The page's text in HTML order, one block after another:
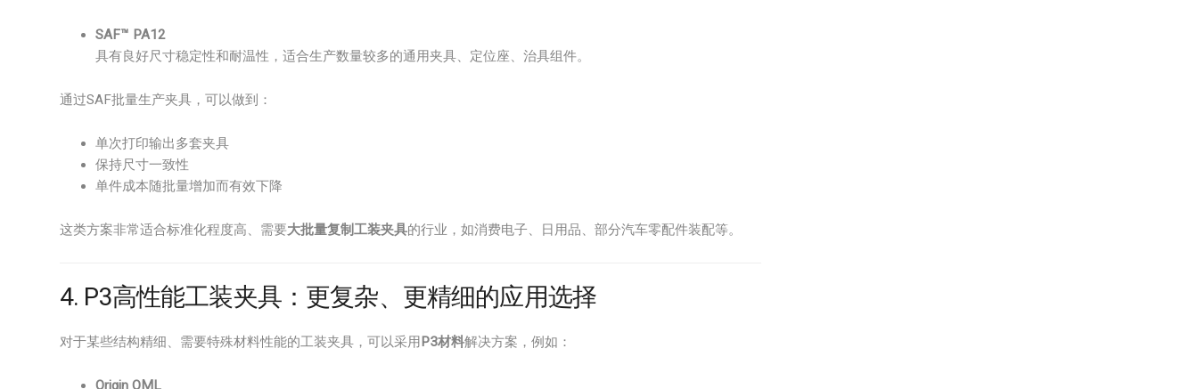
SAF™ PA12
具有良好尺寸稳定性和耐温性，适合生产数量较多的通用夹具、定位座、治具组件。
通过SAF批量生产夹具，可以做到：
单次打印输出多套夹具
保持尺寸一致性
单件成本随批量增加而有效下降
这类方案非常适合标准化程度高、需要大批量复制工装夹具的行业，如消费电子、日用品、部分汽车零配件装配等。
4. P3高性能工装夹具：更复杂、更精细的应用选择
对于某些结构精细、需要特殊材料性能的工装夹具，可以采用 P3材料解决方案，例如：
Origin OML